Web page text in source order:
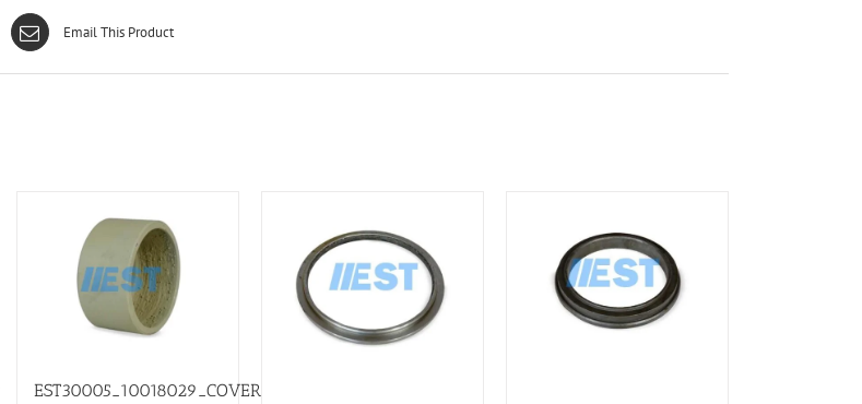
Email This Product
EST30005_10018029_COVER